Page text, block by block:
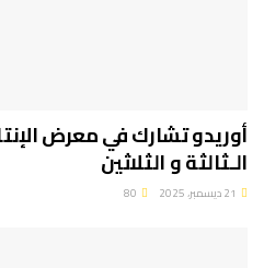
أوريدو تشارك في معرض
الـثالثة و الثلاثين